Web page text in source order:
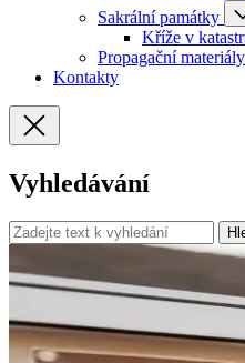
Sakrální památky
Kříže v
Propagační
Kontakty
Vyhledávání